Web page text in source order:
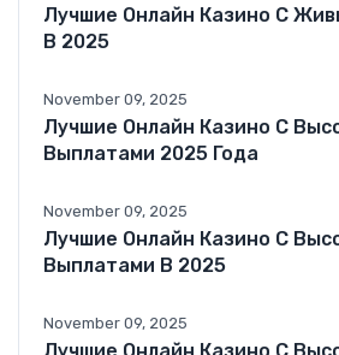
Лучшие Онлайн Казино С
В 2025
November 09, 2025
Лучшие Онлайн Казино С
Выплатами 2025 Года
November 09, 2025
Лучшие Онлайн Казино С
Выплатами В 2025
November 09, 2025